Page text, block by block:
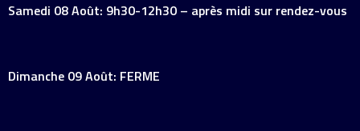
Samedi 08 Août: 9h30-12h30 – après midi sur rendez-vous
Dimanche 09 Août: FERME